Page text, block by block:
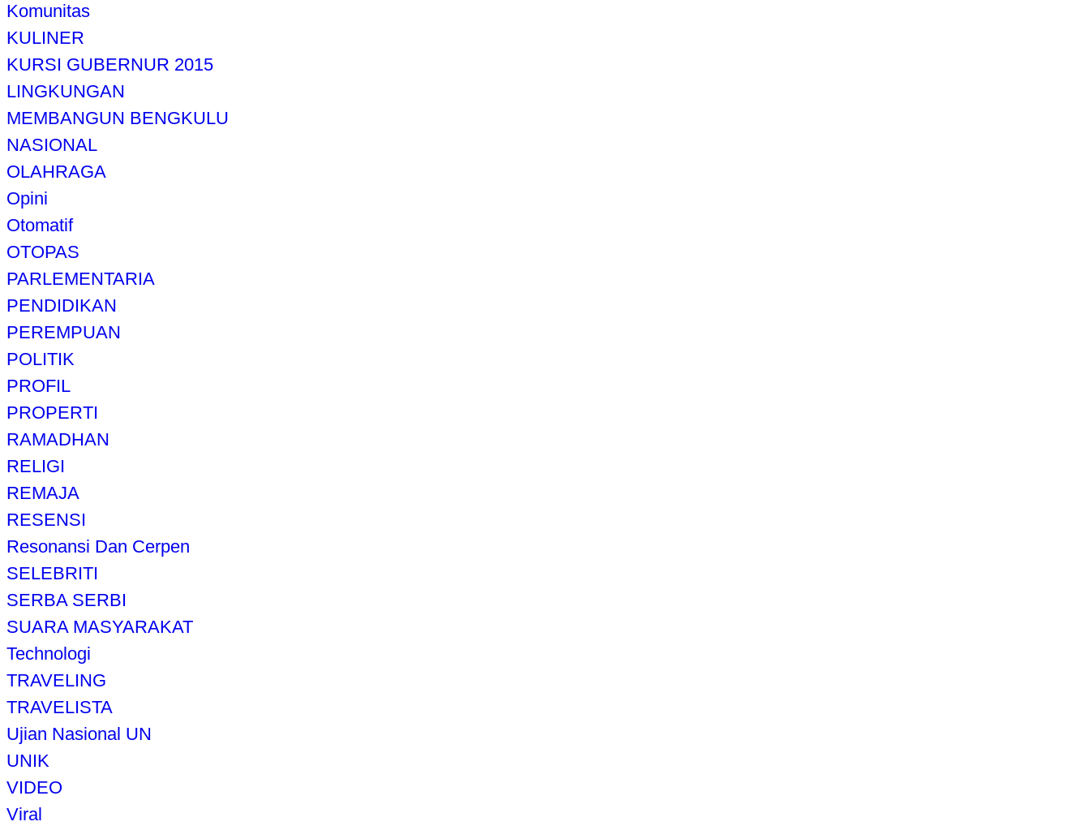
Komunitas
KULINER
KURSI GUBERNUR 2015
LINGKUNGAN
MEMBANGUN BENGKULU
NASIONAL
OLAHRAGA
Opini
Otomatif
OTOPAS
PARLEMENTARIA
PENDIDIKAN
PEREMPUAN
POLITIK
PROFIL
PROPERTI
RAMADHAN
RELIGI
REMAJA
RESENSI
Resonansi Dan Cerpen
SELEBRITI
SERBA SERBI
SUARA MASYARAKAT
Technologi
TRAVELING
TRAVELISTA
Ujian Nasional UN
UNIK
VIDEO
Viral